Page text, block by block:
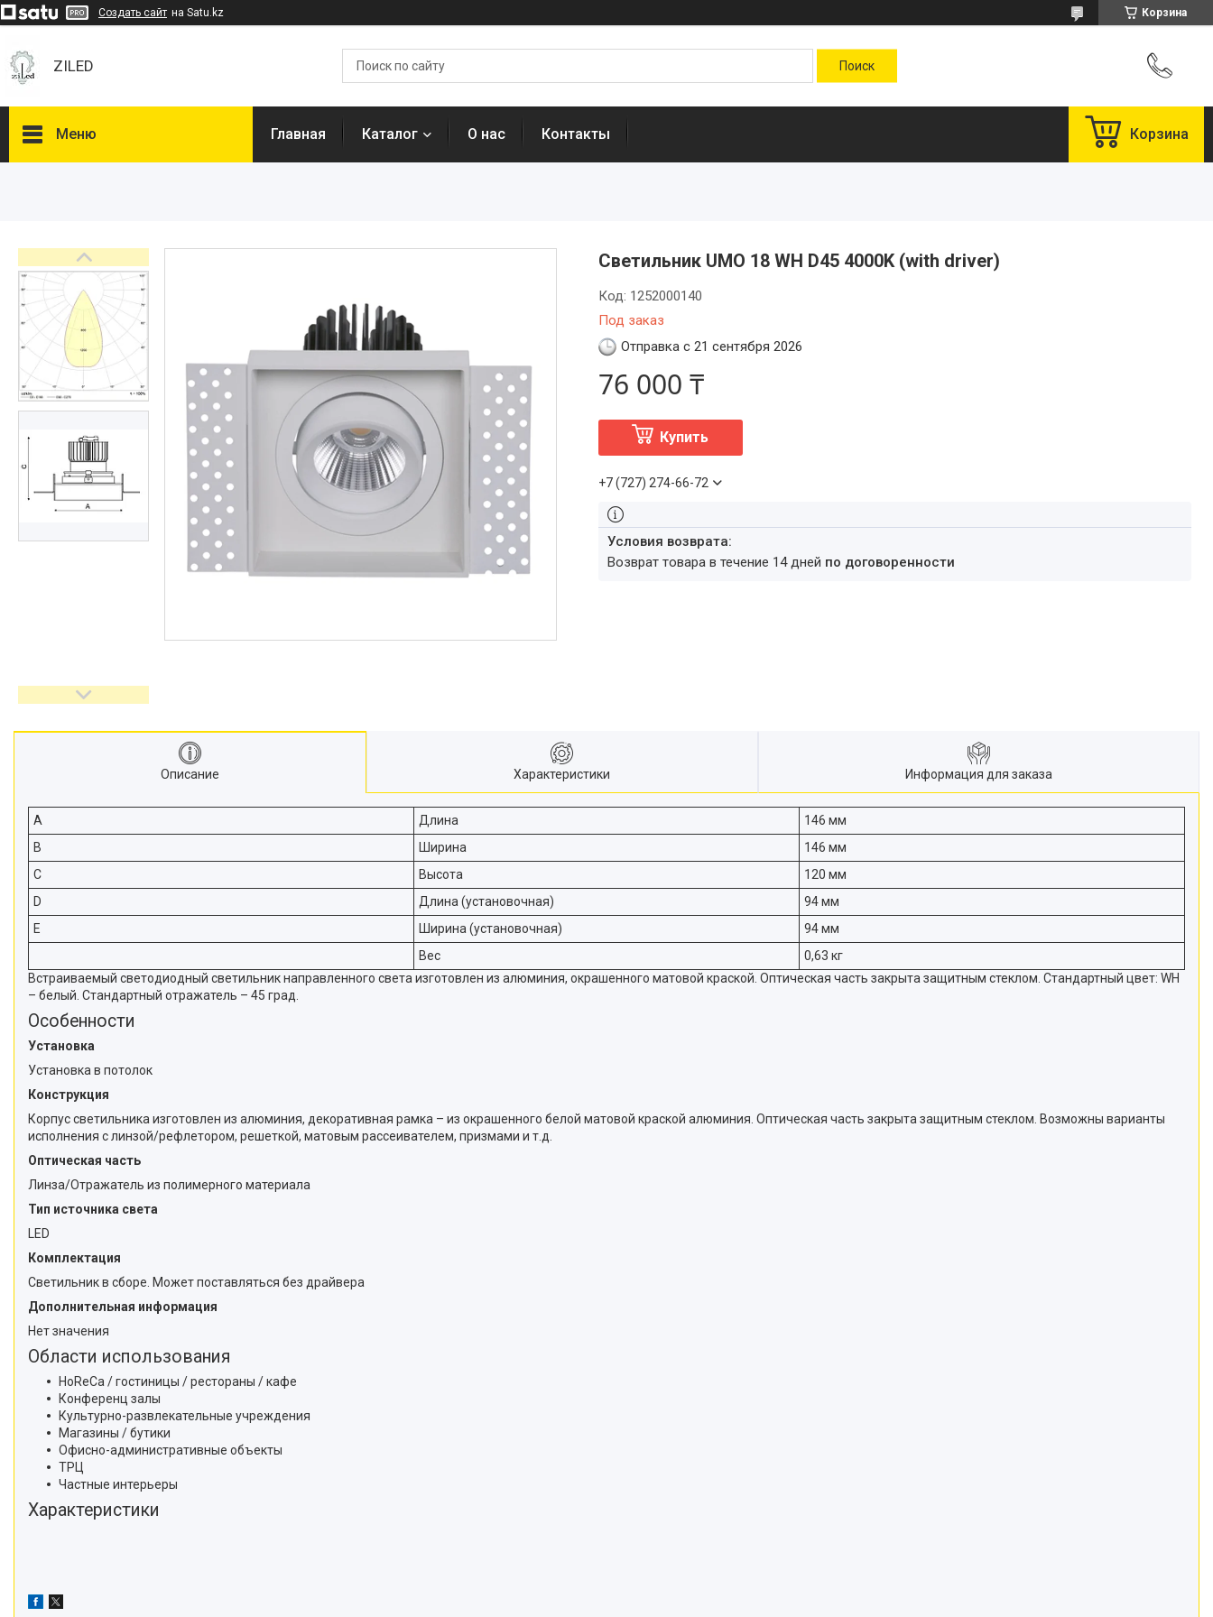
Создать сайт на Satu.kz Корзина
ZILED
Меню
ФАРЛАЙТ
NLCO
INNOLUX
О нас
Отзывы
Главная Каталог О нас Контакты Корзина
Светильник UMO 18 WH D45 4000K (with driver)
Под заказ
Код: 1252000140
Отправка с 21 сентября 2026
76 000 ₸
Купить
+7 (727) 274-66-72
возврат товара в течение 14 дней по договоренности
Описание Характеристики Информация для заказа
A Длина
146 мм
B
Ширина
146 мм
C
Высота
120 мм
D
Длина (установочная)
94 мм
E
Ширина (установочная)
94 мм
Вес
0,63 кг
Встраиваемый светодиодный светильник направленного света изготовлен из алюминия, окрашенного матовой краской. Оптическая часть закрыта защитным стеклом. Стандартный цвет: WH
– белый. Стандартный отражатель – 45 град.
Особенности
Установка
Установка в потолок
Конструкция
Корпус светильника изготовлен из алюминия, декоративная рамка – из окрашенного белой матовой краской алюминия. Оптическая часть закрыта защитным стеклом. Возможны варианты
исполнения с линзой/рефлетором, решеткой, матовым рассеивателем, призмами и т.д.
Оптическая часть
Линза/Отражатель из полимерного материала
Тип источника света
LED
Комплектация
Светильник в сборе. Может поставляться без драйвера
Дополнительная информация
Нет значения
Области использования
HoReCa / гостиницы / рестораны / кафе
Конференц залы
Культурно-развлекательные учреждения
Магазины / бутики
Офисно-административные объекты
ТРЦ
Частные интерьеры
Характеристики